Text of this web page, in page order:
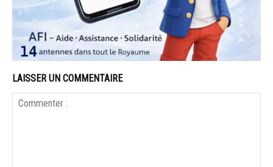
LAISSER UN COMMENTAIRE